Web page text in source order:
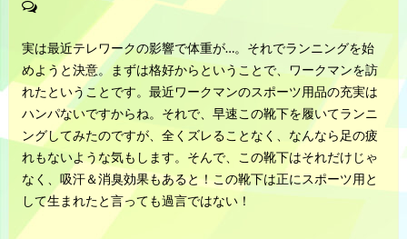
実は最近テレワークの影響で体重が…。それでランニングを始
めようと決意。まずは格好からということで、ワークマンを訪
れたということです。最近ワークマンのスポーツ用品の充実は
ハンパないですからね。それで、早速この靴下を履いてランニ
ングしてみたのですが、全くズレることなく、なんなら足の疲
れもないような気もします。そんで、この靴下はそれだけじゃ
なく、吸汗＆消臭効果もあると！この靴下は正にスポーツ用と
して生まれたと言っても過言ではない！